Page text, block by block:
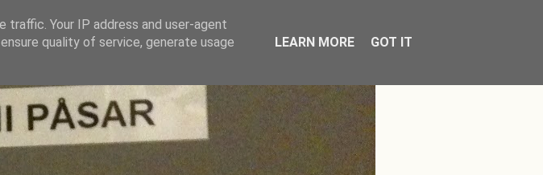
Your IP address and user-agent
quality of service, generate usage
LEARN MORE GOT IT